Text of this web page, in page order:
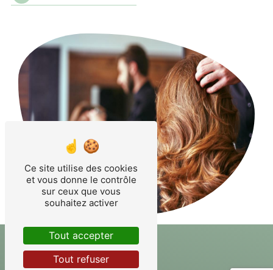
Ce site utilise des cookies
et vous donne le contrôle
sur ceux que vous
souhaitez activer
Tout accepter
Tout refuser